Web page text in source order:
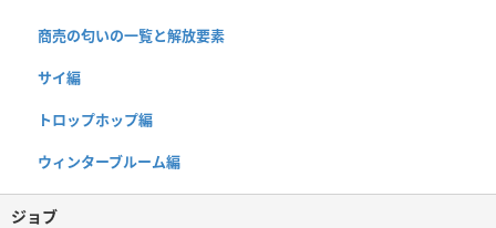
商売の匂いの一覧と解放要素
サイ編
トロップホップ編
ウィンターブルーム編
ジョブ